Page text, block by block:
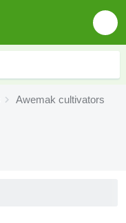
Awemak cultivators